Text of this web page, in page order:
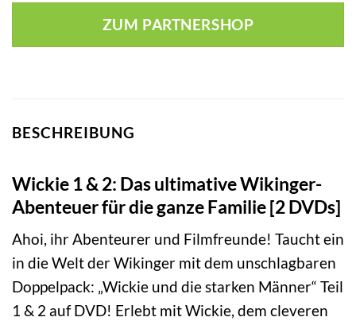
ZUM PARTNERSHOP
BESCHREIBUNG
Wickie 1 & 2: Das ultimative Wikinger-
Abenteuer für die ganze Familie [2 DVDs]
Ahoi, ihr Abenteurer und Filmfreunde! Taucht ein
in die Welt der Wikinger mit dem unschlagbaren
Doppelpack: „Wickie und die starken Männer“ Teil
1 & 2 auf DVD! Erlebt mit Wickie, dem cleveren